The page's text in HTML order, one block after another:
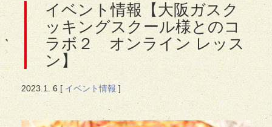
イベント情報【大阪ガスク
ッキングスクール様とのコ
ラボ２ オンライン レッス
ン】
2023.1. 6[イベント情報]